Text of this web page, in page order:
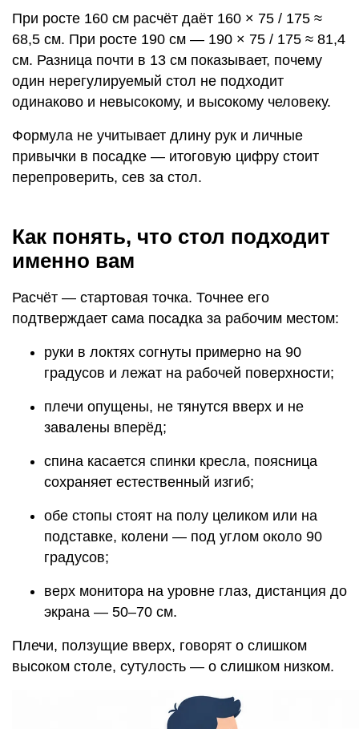
При росте 160 см расчёт даёт 160 × 75 / 175 ≈
68,5 см. При росте 190 см — 190 × 75 / 175 ≈ 81,4
см. Разница почти в 13 см показывает, почему
один нерегулируемый стол не подходит
одинаково и невысокому, и высокому человеку.
Формула не учитывает длину рук и личные
привычки в посадке — итоговую цифру стоит
перепроверить, сев за стол.
Как понять, что стол подходит
именно вам
Расчёт — стартовая точка. Точнее его
подтверждает сама посадка за рабочим местом:
руки в локтях согнуты примерно на 90
градусов и лежат на рабочей поверхности;
плечи опущены, не тянутся вверх и не
завалены вперёд;
спина касается спинки кресла, поясница
сохраняет естественный изгиб;
обе стопы стоят на полу целиком или на
подставке, колени — под углом около 90
градусов;
верх монитора на уровне глаз, дистанция до
экрана — 50–70 см.
Плечи, ползущие вверх, говорят о слишком
высоком столе, сутулость — о слишком низком.